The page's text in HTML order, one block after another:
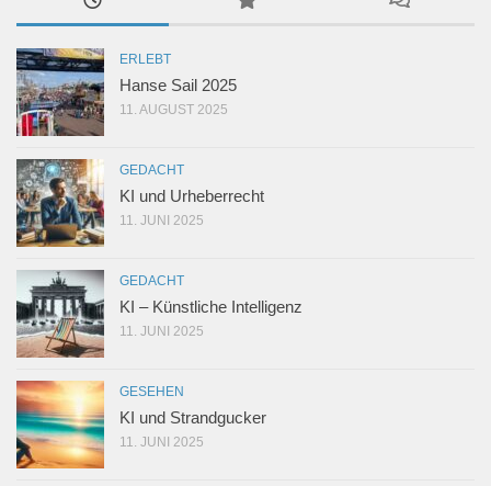
ERLEBT
Hanse Sail 2025
11. AUGUST 2025
GEDACHT
KI und Urheberrecht
11. JUNI 2025
GEDACHT
KI – Künstliche Intelligenz
11. JUNI 2025
GESEHEN
KI und Strandgucker
11. JUNI 2025